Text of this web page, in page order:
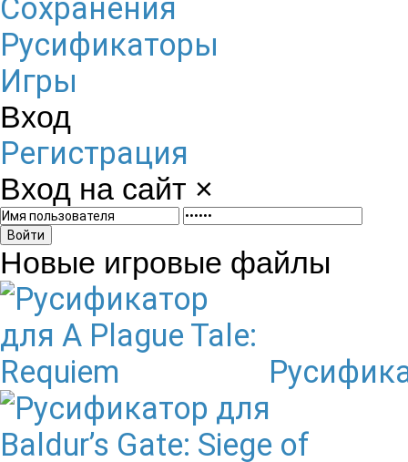
Сохранения
Русификаторы
Игры
Вход
Регистрация
Вход на сайт ×
Войти
Новые игровые файлы